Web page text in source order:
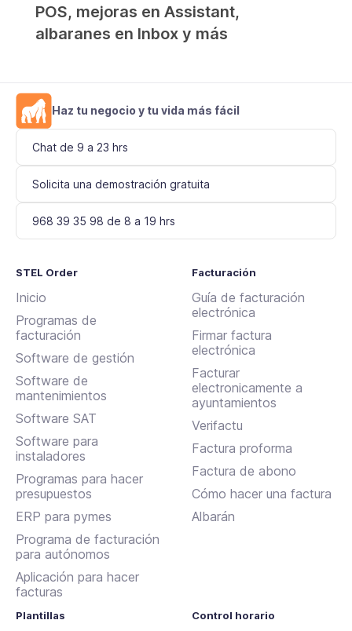
POS, mejoras en Assistant,
albaranes en Inbox y más
Haz tu negocio y tu vida más fácil
Chat de 9 a 23 hrs
Solicita una demostración gratuita
968 39 35 98 de 8 a 19 hrs
STEL Order
Inicio
Programas de
facturación
Software de gestión
Software de
mantenimientos
Software SAT
Software para
instaladores
Programas para hacer
presupuestos
ERP para pymes
Programa de facturación
para autónomos
Aplicación para hacer
facturas
Facturación
Guía de facturación
electrónica
Firmar factura
electrónica
Facturar
electronicamente a
ayuntamientos
Verifactu
Factura proforma
Factura de abono
Cómo hacer una factura
Albarán
Plantillas Control horario